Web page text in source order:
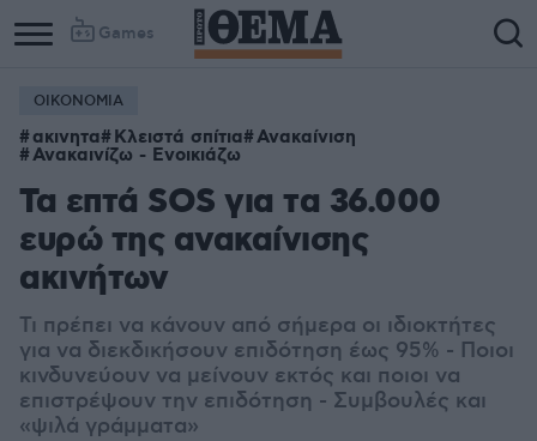
Games
ΟΙΚΟΝΟΜΙΑ
ακινητα Κλειστά σπίτια Ανακαίνιση
Ανακαινίζω - Ενοικιάζω
Τα επτά SOS για τα 36.000
ευρώ της ανακαίνισης
ακινήτων
Τι πρέπει να κάνουν από σήμερα οι ιδιοκτήτες
για να διεκδικήσουν επιδότηση έως 95% - Ποιοι
κινδυνεύουν να μείνουν εκτός και ποιοι να
επιστρέψουν την επιδότηση - Συμβουλές και
«ψιλά γράμματα»